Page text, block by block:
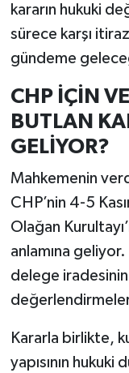
kararın hukuki
sürece karşı
gündeme
CHP İÇİN
BUTLAN
GELİYOR?
Mahkemenin
CHP’nin 4-5
Olağan
anlamına
delege
Kararla birlikte,
yapısının